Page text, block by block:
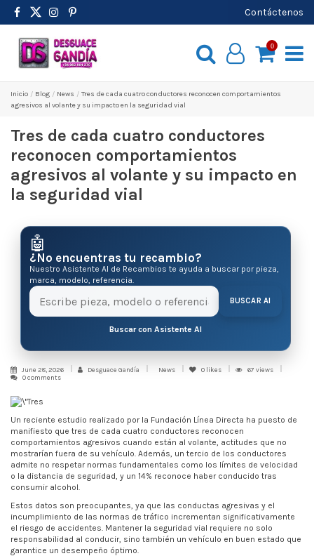
Contáctenos
0
Inicio Blog News
Tres de cada cuatro conductores reconocen comportamientos
agresivos al volante y su impacto en la seguridad vial
Tres de cada cuatro conductores
reconocen comportamientos
agresivos al volante y su impacto en
la seguridad vial
🤖
¿No encuentras tu recambio?
Nuestro Asistente AI de Recambios te ayuda a buscar por pieza,
marca, modelo, referencia.
BUSCAR AI
Buscar con Asistente AI
June 28, 2026 Desguace Gandía News 0 likes
67 views
0 comments
Un reciente estudio realizado por la Fundación Línea Directa ha puesto de
manifiesto que tres de cada cuatro conductores reconocen
comportamientos agresivos cuando están al volante, actitudes que no
mostrarían fuera de su vehículo. Además, un tercio de los conductores
admite no respetar normas fundamentales como los límites de velocidad
o la distancia de seguridad, y un 14% reconoce haber conducido tras
consumir alcohol.
Estos datos son preocupantes, ya que las conductas agresivas y el
incumplimiento de las normas de tráfico incrementan significativamente
el riesgo de accidentes. Mantener la seguridad vial requiere no solo
responsabilidad al conducir, sino también un vehículo en buen estado que
garantice un desempeño óptimo.